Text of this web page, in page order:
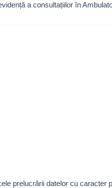
a consultațiilor în
prelucrării datelor cu caracter